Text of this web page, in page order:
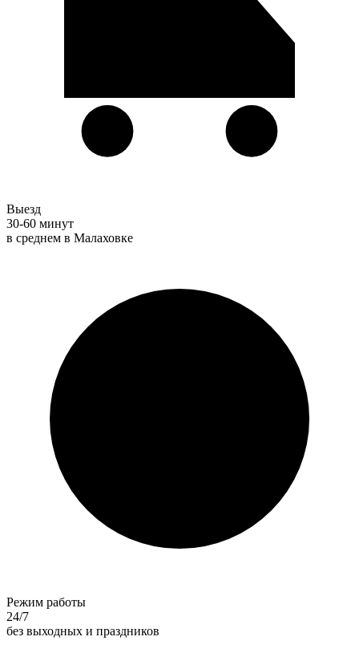
Выезд
30-60 минут
в среднем в Малаховке
Режим работы
24/7
без выходных и праздников